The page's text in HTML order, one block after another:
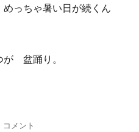
っちゃ暑い日が続くん
が 盆踊り。
ていますか？ その由来や起
盆
コメント